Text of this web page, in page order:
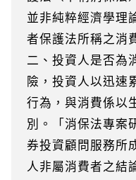
並非純粹經濟學理
者保護法所稱之消
二、投資人是否為
險，投資人以迅速
行為，與消費係以
別。「消保法專案
券投資顧問服務所
人非屬消費者之結